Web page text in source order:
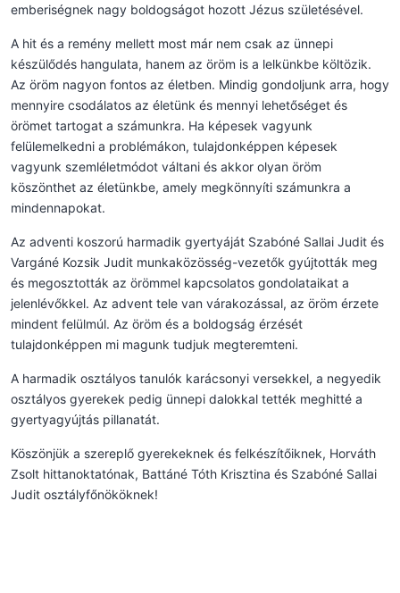
emberiségnek nagy boldogságot hozott Jézus születésével.
A hit és a remény mellett most már nem csak az ünnepi
készülődés hangulata, hanem az öröm is a lelkünkbe költözik.
Az öröm nagyon fontos az életben. Mindig gondoljunk arra, hogy
mennyire csodálatos az életünk és mennyi lehetőséget és
örömet tartogat a számunkra. Ha képesek vagyunk
felülemelkedni a problémákon, tulajdonképpen képesek
vagyunk szemléletmódot váltani és akkor olyan öröm
köszönthet az életünkbe, amely megkönnyíti számunkra a
mindennapokat.
Az adventi koszorú harmadik gyertyáját Szabóné Sallai Judit és
Vargáné Kozsik Judit munkaközösség-vezetők gyújtották meg
és megosztották az örömmel kapcsolatos gondolataikat a
jelenlévőkkel. Az advent tele van várakozással, az öröm érzete
mindent felülmúl. Az öröm és a boldogság érzését
tulajdonképpen mi magunk tudjuk megteremteni.
A harmadik osztályos tanulók karácsonyi versekkel, a negyedik
osztályos gyerekek pedig ünnepi dalokkal tették meghitté a
gyertyagyújtás pillanatát.
Köszönjük a szereplő gyerekeknek és felkészítőiknek, Horváth
Zsolt hittanoktatónak, Battáné Tóth Krisztina és Szabóné Sallai
Judit osztályfőnököknek!